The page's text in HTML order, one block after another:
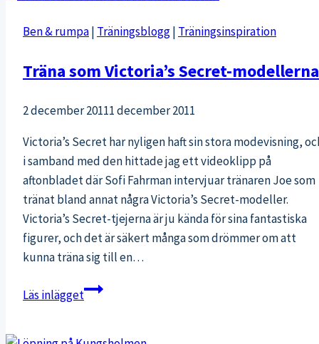
Ben & rumpa| Träningsblogg| Träningsinspiration
Träna som Victoria’s Secret-modellerna
2 december 20111 december 2011
Victoria’s Secret har nyligen haft sin stora modevisning,
i samband med den hittade jag ett videoklipp på
aftonbladet där Sofi Fahrman intervjuar tränaren Joe som
tränat bland annat några Victoria’s Secret-modeller.
Victoria’s Secret-tjejerna är ju kända för sina fantastiska
figurer, och det är säkert många som drömmer om att
kunna träna sig till en…
Läs inläggetTräna